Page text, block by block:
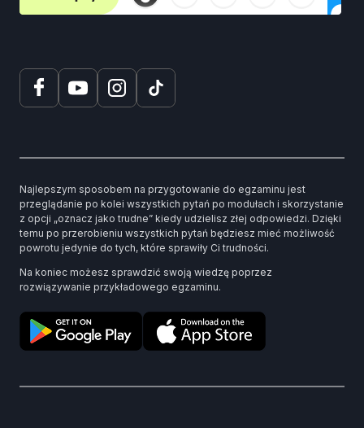
Najlepszym sposobem na przygotowanie do egzaminu jest
przeglądanie po kolei wszystkich pytań po modułach i skorzystanie
z opcji „oznacz jako trudne” kiedy udzielisz złej odpowiedzi. Dzięki
temu po przerobieniu wszystkich pytań będziesz mieć możliwość
powrotu jedynie do tych, które sprawiły Ci trudności.
Na koniec możesz sprawdzić swoją wiedzę poprzez
rozwiązywanie przykładowego egzaminu.